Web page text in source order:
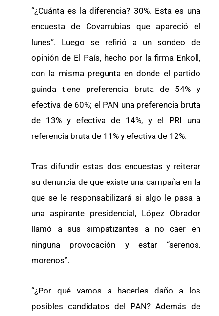
“¿Cuánta es la diferencia? 30%. Esta es una
encuesta de Covarrubias que apareció el
lunes”. Luego se refirió a un sondeo de
opinión de El País, hecho por la firma Enkoll,
con la misma pregunta en donde el partido
guinda tiene preferencia bruta de 54% y
efectiva de 60%; el PAN una preferencia bruta
de 13% y efectiva de 14%, y el PRI una
referencia bruta de 11% y efectiva de 12%.
Tras difundir estas dos encuestas y reiterar
su denuncia de que existe una campaña en la
que se le responsabilizará si algo le pasa a
una aspirante presidencial, López Obrador
llamó a sus simpatizantes a no caer en
ninguna provocación y estar “serenos,
morenos”.
“¿Por qué vamos a hacerles daño a los
posibles candidatos del PAN? Además de